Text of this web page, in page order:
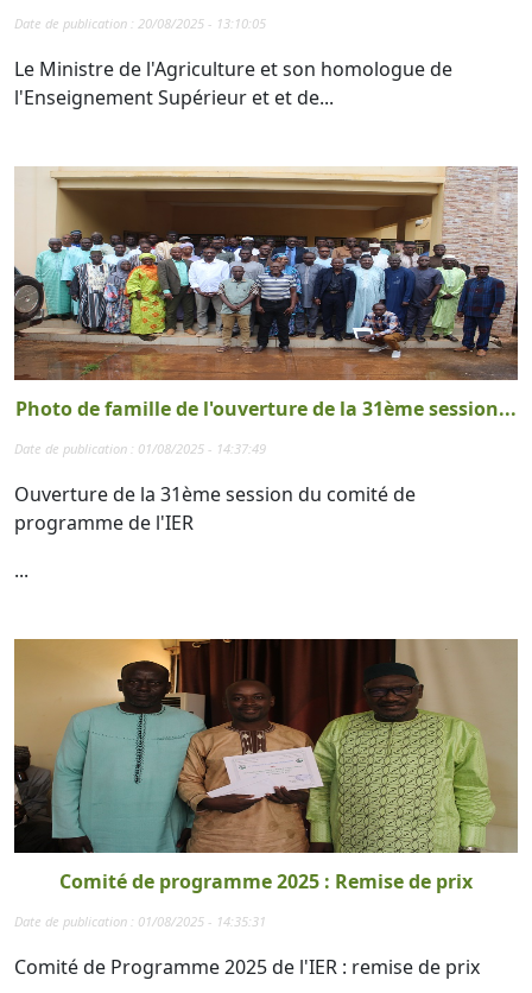
Date de publication : 20/08/2025 - 13:10:05
Le Ministre de l'Agriculture et son homologue de
l'Enseignement Supérieur et et de...
Photo de famille de l'ouverture de la 31ème session...
Date de publication : 01/08/2025 - 14:37:49
Ouverture de la 31ème session du comité de
programme de l'IER
...
Comité de programme 2025 : Remise de prix
Date de publication : 01/08/2025 - 14:35:31
Comité de Programme 2025 de l'IER : remise de prix